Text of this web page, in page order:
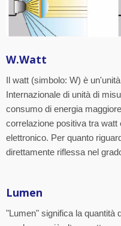
W.Watt
Il watt (simbolo: W) è
Internazionale di unità di
consumo di energia
correlazione positiva tra
elettronico. Per quanto
direttamente riflessa nel
Lumen
"Lumen" significa la quantità